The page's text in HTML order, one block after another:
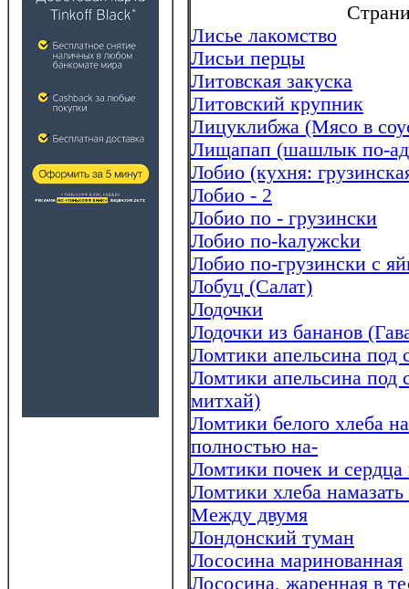
Лисье лакомство
Лисьи перцы
Литовская закуска
Литовский крупник
Лицуклибжа (Мясо в
Лищапап (шашлык по-
Лобио (кухня:
Лобио - 2
Лобио по - грузински
Лобио по-kалужсkи
Лобио по-грузински с
Лобуц (Салат)
Лодочки
Лодочки из бананов
Ломтики апельсина под
Ломтики апельсина под
митхай)
Ломтики белого хлеба
полностью на-
Ломтики почек и
Ломтики хлеба
Между двумя
Лондонский туман
Лососина маринованная
Лососина, жаренная в